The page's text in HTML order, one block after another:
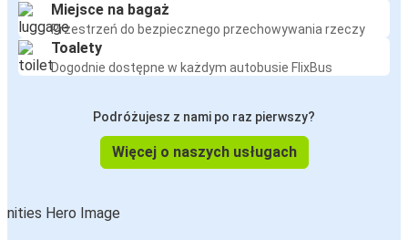
Miejsce na bagaż
Przestrzeń do bezpiecznego przechowywania rzeczy
Toalety
Dogodnie dostępne w każdym autobusie FlixBus
Podróżujesz z nami po raz pierwszy?
Więcej o naszych usługach